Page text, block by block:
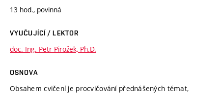
13 hod., povinná
VYUČUJÍCÍ / LEKTOR
doc. Ing. Petr Pirožek, Ph.D.
OSNOVA
Obsahem cvičení je procvičování přednášených témat,